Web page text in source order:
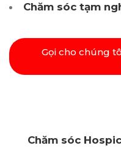
Chăm sóc tạm
Gọi cho chúng
Chăm sóc